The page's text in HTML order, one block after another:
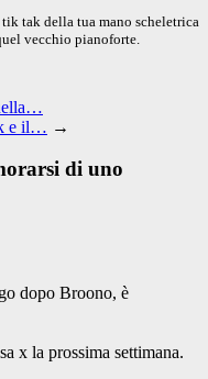
tak della tua mano scheletrica
vecchio pianoforte.
e il… →
di uno
dopo Broono, è
x la prossima settimana.